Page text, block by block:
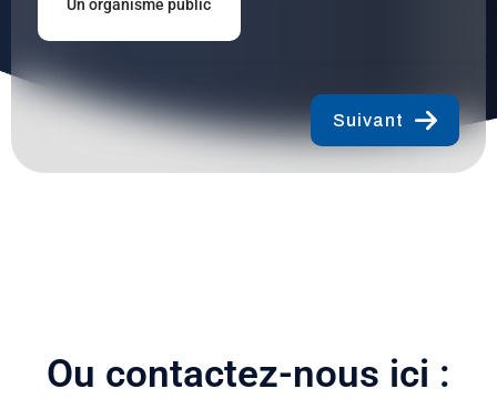
Un organisme public
Suivant
Ou contactez-nous ici :